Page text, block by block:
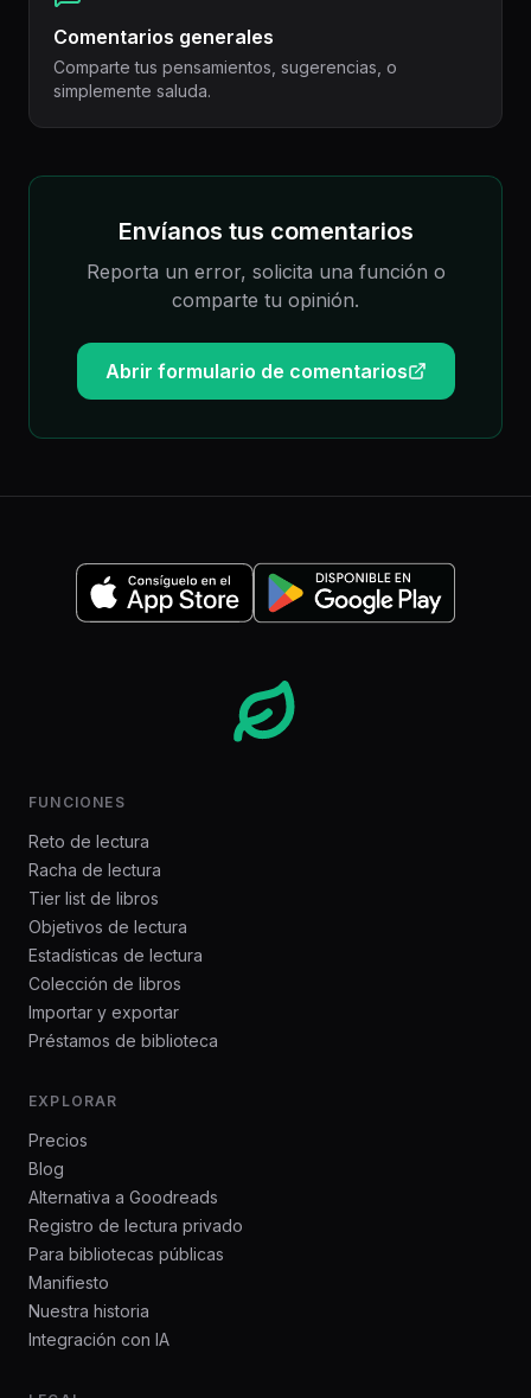
Comentarios generales
Comparte tus pensamientos, sugerencias, o
simplemente saluda.
Envíanos tus comentarios
Reporta un error, solicita una función o
comparte tu opinión.
Abrir formulario de comentarios
(opens in new tab)
FUNCIONES
Reto de lectura
Racha de lectura
Tier list de libros
Objetivos de lectura
Estadísticas de lectura
Colección de libros
Importar y exportar
Préstamos de biblioteca
EXPLORAR
Precios
Blog
Alternativa a Goodreads
Registro de lectura privado
Para bibliotecas públicas
Manifiesto
Nuestra historia
Integración con IA